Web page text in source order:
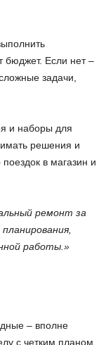
бюджет. Если нет –
задачи,
и наборы для
решения и
поездок в магазин и
ремонт за
работы.»
– вполне
с четким планом,